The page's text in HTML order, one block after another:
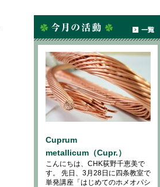
Cuprum
metallicum（Cupr.）
こんにちは、CHK荻野千恵美で
す。 先日、3月28日に四条教室で
単発講座「はじめてのホメオパシ